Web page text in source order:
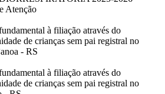
Atenção
à filiação através do
de crianças sem pai registral no
- RS
à filiação através do
de crianças sem pai registral no